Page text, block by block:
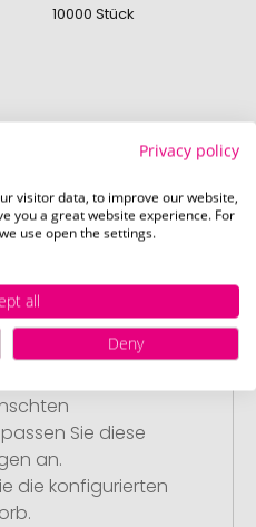
10000 Stück
Ihre Werbeartikel bei
Sie diese
an.
die konfigurierten
Privacy policy
visitor data, to improve our website,
you a great website experience. For
use open the settings.
all
Deny